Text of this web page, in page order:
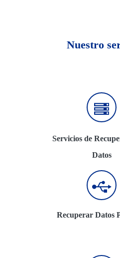
Nuestro
Servicios de
Datos
Recuperar Datos